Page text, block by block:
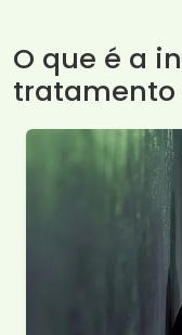
O que é a
tratamento